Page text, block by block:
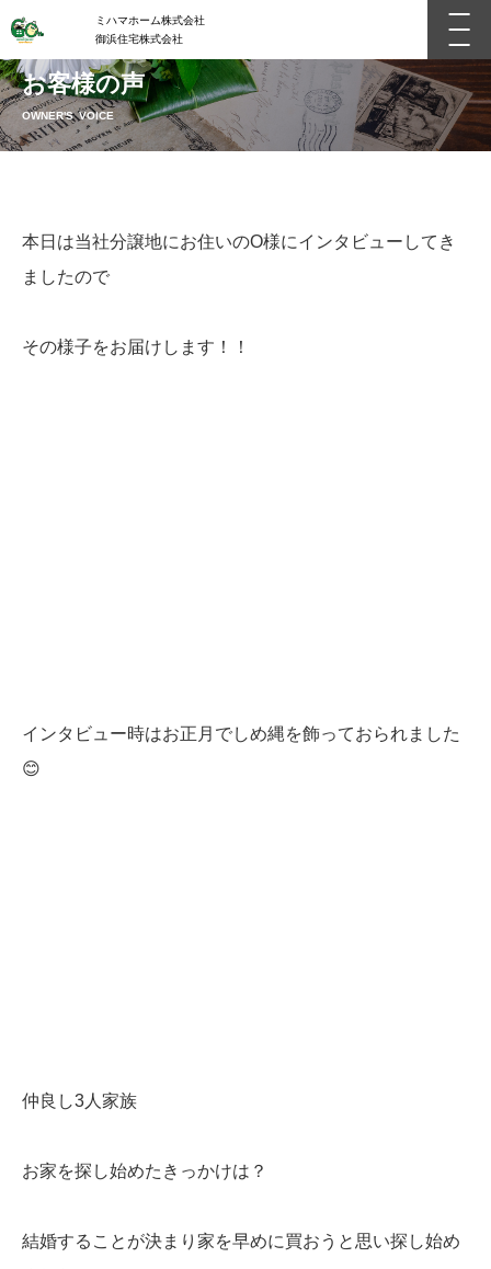
ミハマホーム株式会社
御浜住宅株式会社
お客様の声
OWNER'S VOICE
本日は当社分譲地にお住いのO様にインタビューしてき
ましたので
その様子をお届けします！！
インタビュー時はお正月でしめ縄を飾っておられました
😊
仲良し3人家族
お家を探し始めたきっかけは？
結婚することが決まり家を早めに買おうと思い探し始め